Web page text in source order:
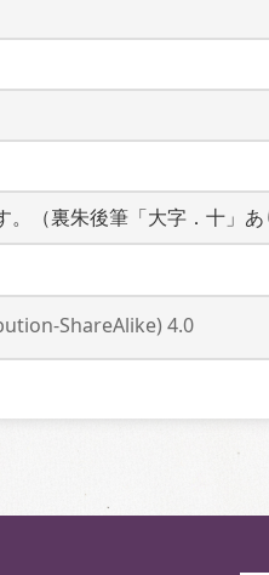
（裏朱後筆「大字．十」あ
ShareAlike) 4.0